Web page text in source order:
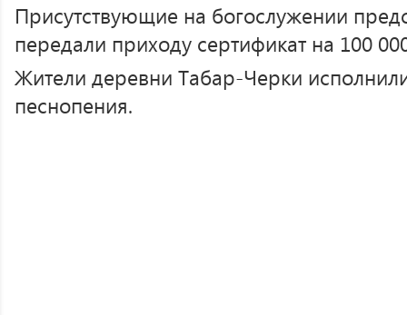
Присутствующие на богослужении
передали приходу сертификат на 100
Жители деревни Табар-Черки
песнопения.